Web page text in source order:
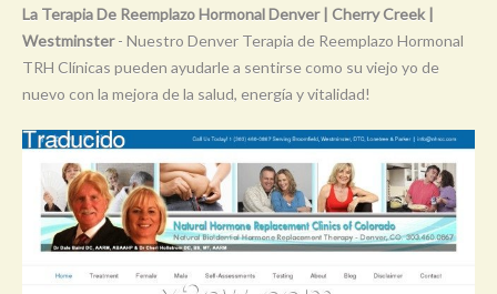
La Terapia De Reemplazo Hormonal Denver | Cherry Creek |
Westminster- Nuestro Denver Terapia de Reemplazo Hormonal
TRH Clínicas pueden ayudarle a sentirse como su viejo yo de
nuevo con la mejora de la salud, energía y vitalidad!